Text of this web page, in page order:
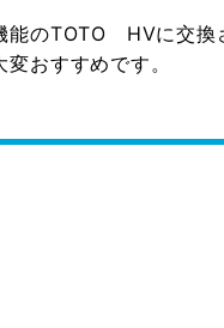
能のTOTO HVに交換
おすすめです。